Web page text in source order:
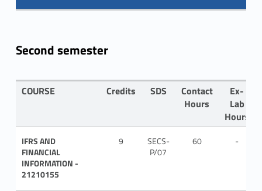
Second semester
COURSE Credits SDS
Contact
Hours
Ex-
Lab
Hours
IFRS AND
FINANCIAL
INFORMATION -
21210155
9
SECS-
P/07
60 -